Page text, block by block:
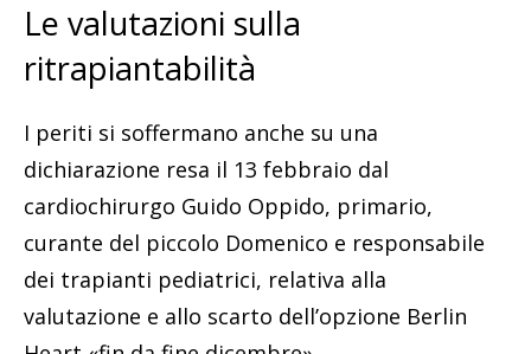
Le valutazioni sulla
ritrapiantabilità
I periti si soffermano anche su una
dichiarazione resa il 13 febbraio dal
cardiochirurgo Guido Oppido, primario,
curante del piccolo Domenico e responsabile
dei trapianti pediatrici, relativa alla
valutazione e allo scarto dell’opzione Berlin